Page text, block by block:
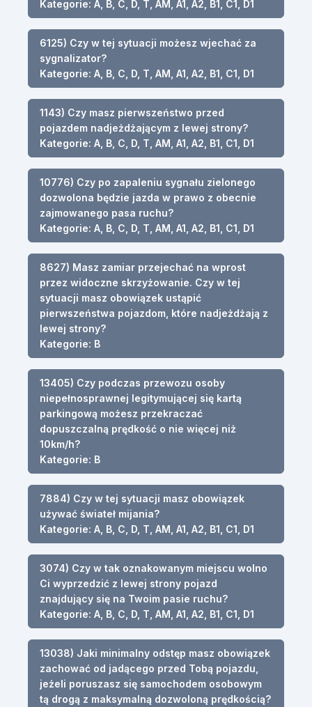
Kategorie: A, B, C, D, T, AM, A1, A2, B1, C1, D1
6125) Czy w tej sytuacji możesz wjechać za
sygnalizator?
Kategorie: A, B, C, D, T, AM, A1, A2, B1, C1, D1
1143) Czy masz pierwszeństwo przed
pojazdem nadjeżdżającym z lewej strony?
Kategorie: A, B, C, D, T, AM, A1, A2, B1, C1, D1
10776) Czy po zapaleniu sygnału zielonego
dozwolona będzie jazda w prawo z obecnie
zajmowanego pasa ruchu?
Kategorie: A, B, C, D, T, AM, A1, A2, B1, C1, D1
8627) Masz zamiar przejechać na wprost
przez widoczne skrzyżowanie. Czy w tej
sytuacji masz obowiązek ustąpić
pierwszeństwa pojazdom, które nadjeżdżają z
lewej strony?
Kategorie: B
13405) Czy podczas przewozu osoby
niepełnosprawnej legitymującej się kartą
parkingową możesz przekraczać
dopuszczalną prędkość o nie więcej niż
10km/h?
Kategorie: B
7884) Czy w tej sytuacji masz obowiązek
używać świateł mijania?
Kategorie: A, B, C, D, T, AM, A1, A2, B1, C1, D1
3074) Czy w tak oznakowanym miejscu wolno
Ci wyprzedzić z lewej strony pojazd
znajdujący się na Twoim pasie ruchu?
Kategorie: A, B, C, D, T, AM, A1, A2, B1, C1, D1
13038) Jaki minimalny odstęp masz obowiązek
zachować od jadącego przed Tobą pojazdu,
jeżeli poruszasz się samochodem osobowym
tą drogą z maksymalną dozwoloną prędkością?